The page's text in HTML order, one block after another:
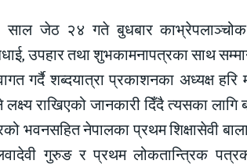
जेठ २४ गते बुधबार काभ्रेपलाञ्चोक
उपहार तथा शुभकामनापत्रका साथ
गर्दै शब्दयात्रा प्रकाशनका अध्यक्ष
राखिएको जानकारी दिँदै त्यसका लागि
भवनसहित नेपालका प्रथम शिक्षासेवी
गुरुङ र प्रथम लोकतान्त्रिक